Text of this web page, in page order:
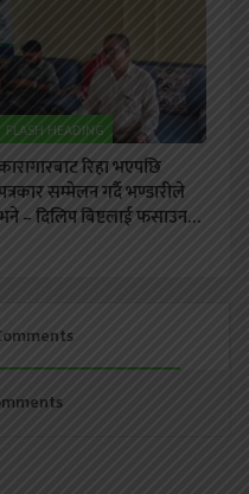
FLASH HEADING
रिहा भएपछि
सम्मेलन गर्दै भण्डारीले
– दिलिप बिष्टलाई फसाउन…